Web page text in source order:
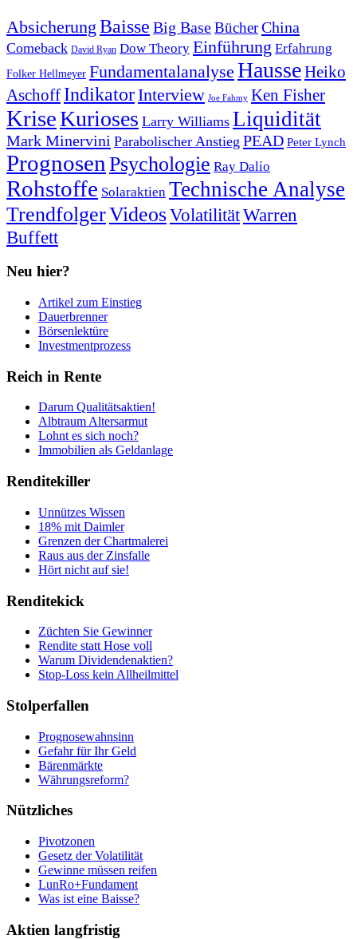
Absicherung Baisse Big BaseBücherChina
Comeback David Ryan Dow Theory Einführung Erfahrung
Folker Hellmeyer Fundamentalanalyse HausseHeiko
Aschoff IndikatorInterview Joe Fahmy Ken Fisher
KriseKurioses Larry Williams Liquidität
Mark Minervini Parabolischer Anstieg PEAD Peter Lynch
Prognosen Psychologie Ray Dalio
Rohstoffe Solaraktien Technische Analyse
TrendfolgerVideosVolatilitätWarren
Buffett
Neu hier?
Artikel zum Einstieg
Dauerbrenner
Börsenlektüre
Investmentprozess
Reich in Rente
Darum Qualitätsaktien!
Albtraum Altersarmut
Lohnt es sich noch?
Immobilien als Geldanlage
Renditekiller
Unnützes Wissen
18% mit Daimler
Grenzen der Chartmalerei
Raus aus der Zinsfalle
Hört nicht auf sie!
Renditekick
Züchten Sie Gewinner
Rendite statt Hose voll
Warum Dividendenaktien?
Stop-Loss kein Allheilmittel
Stolperfallen
Prognosewahnsinn
Gefahr für Ihr Geld
Bärenmärkte
Währungsreform?
Nützliches
Pivotzonen
Gesetz der Volatilität
Gewinne müssen reifen
LunRo+Fundament
Was ist eine Baisse?
Aktien langfristig